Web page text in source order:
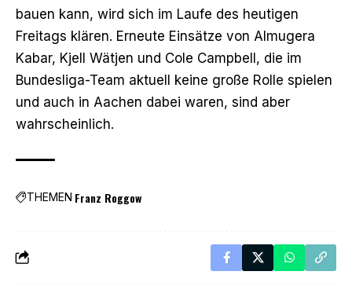
bauen kann, wird sich im Laufe des heutigen
Freitags klären. Erneute Einsätze von Almugera
Kabar, Kjell Wätjen und Cole Campbell, die im
Bundesliga-Team aktuell keine große Rolle spielen
und auch in Aachen dabei waren, sind aber
wahrscheinlich.
THEMEN Franz Roggow